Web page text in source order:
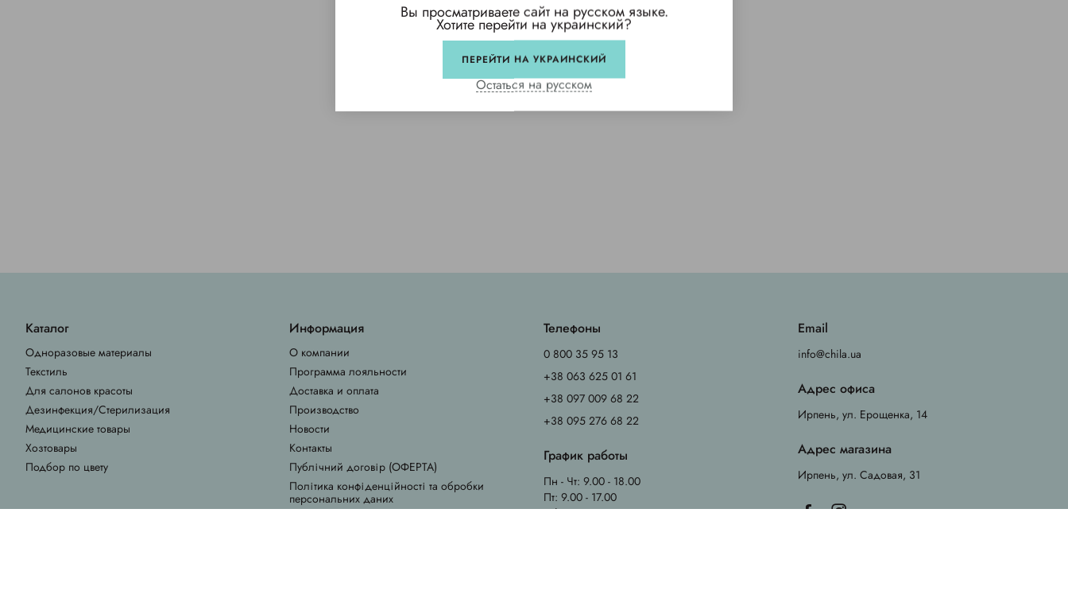
Вы просматриваете сайт на русском языке.
Хотите перейти на украинский?
ПЕРЕЙТИ НА УКРАИНСКИЙ
Остаться на русском
Каталог
Одноразовые материалы
Текстиль
Для салонов красоты
Дезинфекция/Стерилизация
Медицинские товары
Хозтовары
Подбор по цвету
Информация
О компании
Программа лояльности
Доставка и оплата
Производство
Новости
Контакты
Публічний договір (ОФЕРТА)
Політика конфіденційності та обробки
персональних даних
Телефоны
0 800 35 95 13
+38 063 625 01 61
+38 097 009 68 22
+38 095 276 68 22
График работы
Пн - Чт: 9.00 - 18.00
Пт: 9.00 - 17.00
Сб - Вс: выходные
Email
info@chila.ua
Адрес офиса
Ирпень, ул. Ерощенка, 14
Адрес магазина
Ирпень, ул. Садовая, 31